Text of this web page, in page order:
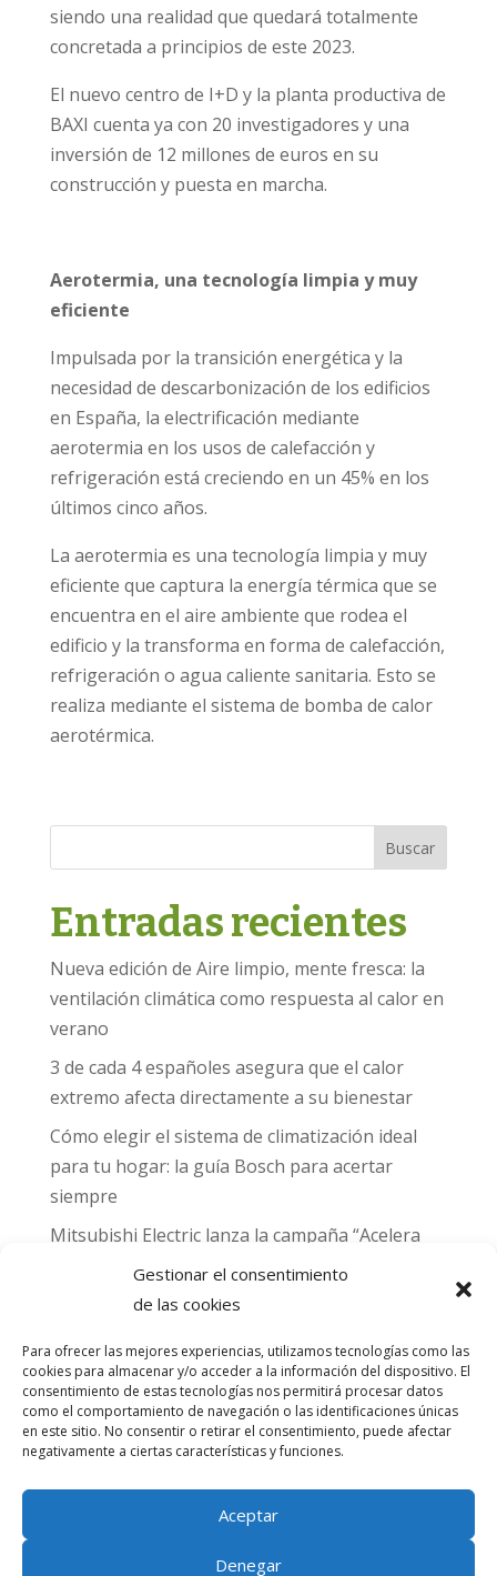
Gestionar el consentimiento
de las cookies
Para ofrecer las mejores experiencias, utilizamos tecnologías como las
cookies para almacenar y/o acceder a la información del dispositivo. El
consentimiento de estas tecnologías nos permitirá procesar datos
como el comportamiento de navegación o las identificaciones únicas
en este sitio. No consentir o retirar el consentimiento, puede afectar
negativamente a ciertas características y funciones.
Aceptar
Denegar
siendo una realidad que quedará totalmente
concretada a principios de este 2023.
El nuevo centro de I+D y la planta productiva de
BAXI cuenta ya con 20 investigadores y una
inversión de 12 millones de euros en su
construcción y puesta en marcha.
Aerotermia, una tecnología limpia y muy
eficiente
Impulsada por la transición energética y la
necesidad de descarbonización de los edificios
en España, la electrificación mediante
aerotermia en los usos de calefacción y
refrigeración está creciendo en un 45% en los
últimos cinco años.
La aerotermia es una tecnología limpia y muy
eficiente que captura la energía térmica que se
encuentra en el aire ambiente que rodea el
edificio y la transforma en forma de calefacción,
refrigeración o agua caliente sanitaria. Esto se
realiza mediante el sistema de bomba de calor
aerotérmica.
Buscar
Entradas recientes
Nueva edición de Aire limpio, mente fresca: la
ventilación climática como respuesta al calor en
verano
3 de cada 4 españoles asegura que el calor
extremo afecta directamente a su bienestar
Cómo elegir el sistema de climatización ideal
para tu hogar: la guía Bosch para acertar
siempre
Mitsubishi Electric lanza la campaña “Acelera
hacia MADRID 2026” y premia con entradas
para el Gran Premio de Fórmula 1 de Madrid
sello CO₂ Nulo: confort real, salud y
descarbonización en una sola vivienda
Comentarios
recientes